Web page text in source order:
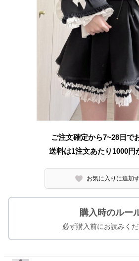
ご注文確定から7~28日で
送料は1注文あたり 1000円
お気に入りに追加
購入時のルー
必ず購入前にお読みくだ